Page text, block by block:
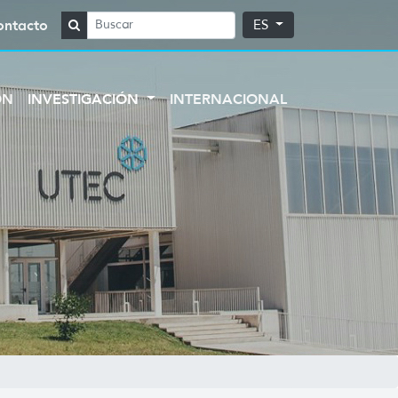
ES
INVESTIGACIÓN INTERNACIONAL